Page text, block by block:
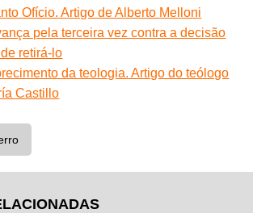
Ofício. Artigo de Alberto Melloni
pela terceira vez contra a decisão
retirá-lo
da teologia. Artigo do teólogo
Castillo